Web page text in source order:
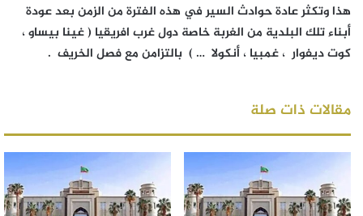
هذا وتكثر عادة حوادث السير في هذه الفترة من الزمن بعد عودة
أبناء تلك البلدية من الغربة خاصة دول غرب افريقيا ( غينا بيساو ،
كوت ديفوار ، غمبيا ، أنكولا … ) بالتزامن مع فصل الخريف .
مقالات ذات صلة